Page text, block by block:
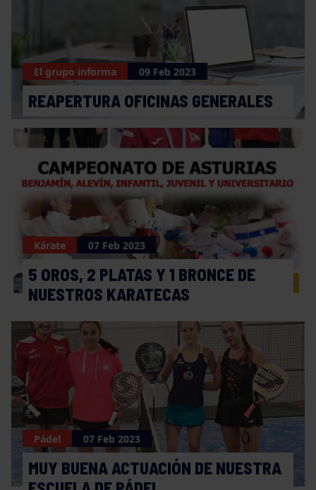
El grupo informa 09 Feb 2023
REAPERTURA OFICINAS GENERALES
Kárate 07 Feb 2023
5 OROS, 2 PLATAS Y 1 BRONCE DE
NUESTROS KARATECAS
Pádel 07 Feb 2023
MUY BUENA ACTUACIÓN DE NUESTRA